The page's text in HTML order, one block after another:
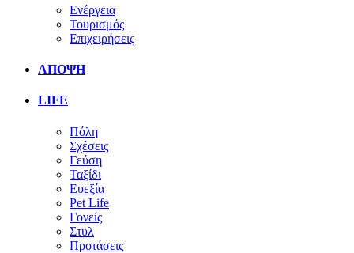
Ενέργεια
Τουρισμός
Επιχειρήσεις
ΑΠΟΨΗ
LIFE
Πόλη
Σχέσεις
Γεύση
Ταξίδι
Ευεξία
Pet Life
Γονείς
Στυλ
Προτάσεις